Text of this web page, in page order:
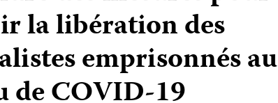
la libération des
emprisonnés au